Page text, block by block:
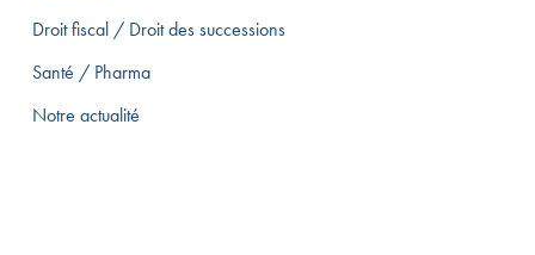
Droit fiscal / Droit des successions
Santé / Pharma
Notre actualité